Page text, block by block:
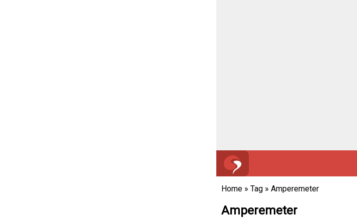
Home » Tag » Amperemeter
Amperemeter